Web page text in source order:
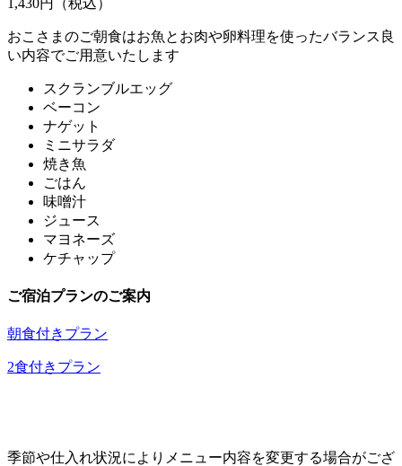
おこさまのご朝食はお魚とお肉や卵料理を使ったバランス良
い内容でご用意いたします
スクランブルエッグ
ベーコン
ナゲット
ミニサラダ
焼き魚
ごはん
味噌汁
ジュース
マヨネーズ
ケチャップ
ご宿泊プランのご案内
朝食付きプラン
2食付きプラン
季節や仕入れ状況によりメニュー内容を変更する場合がござ